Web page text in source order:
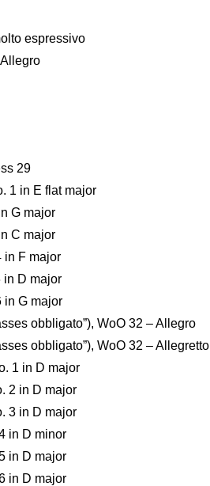
espressivo
29
1 in E flat major
G major
C major
in F major
in D major
in G major
obbligato”), WoO 32 – Allegro
obbligato”), WoO 32 – Allegretto
1 in D major
2 in D major
3 in D major
in D minor
in D major
in D major